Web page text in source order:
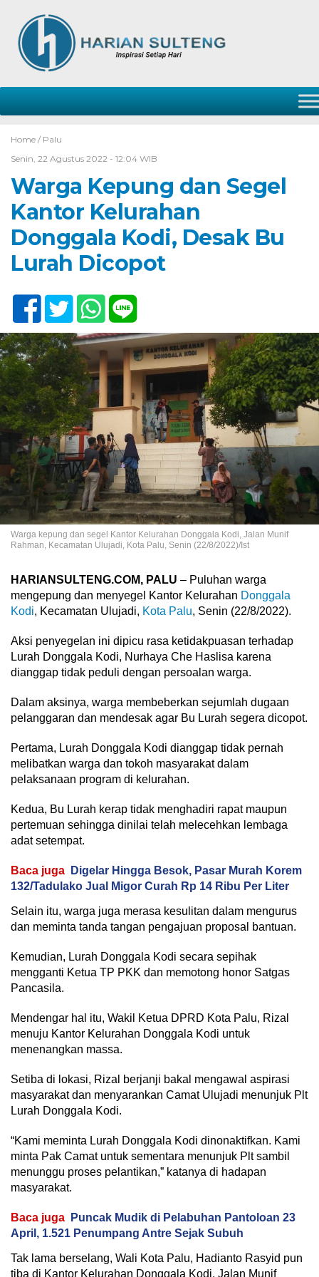
Home / Palu
Senin, 22 Agustus 2022 - 12:04 WIB
Warga Kepung dan Segel
Kantor Kelurahan
Donggala Kodi, Desak Bu
Lurah Dicopot
Warga kepung dan segel Kantor Kelurahan Donggala Kodi, Jalan Munif
Rahman, Kecamatan Ulujadi, Kota Palu, Senin (22/8/2022)/Ist
HARIANSULTENG.COM, PALU – Puluhan warga
mengepung dan menyegel Kantor Kelurahan Donggala
Kodi, Kecamatan Ulujadi, Kota Palu, Senin (22/8/2022).
Aksi penyegelan ini dipicu rasa ketidakpuasan terhadap
Lurah Donggala Kodi, Nurhaya Che Haslisa karena
dianggap tidak peduli dengan persoalan warga.
Dalam aksinya, warga membeberkan sejumlah dugaan
pelanggaran dan mendesak agar Bu Lurah segera dicopot.
Pertama, Lurah Donggala Kodi dianggap tidak pernah
melibatkan warga dan tokoh masyarakat dalam
pelaksanaan program di kelurahan.
Kedua, Bu Lurah kerap tidak menghadiri rapat maupun
pertemuan sehingga dinilai telah melecehkan lembaga
adat setempat.
Baca juga
Digelar Hingga Besok, Pasar Murah Korem
132/Tadulako Jual Migor Curah Rp 14 Ribu Per Liter
Selain itu, warga juga merasa kesulitan dalam mengurus
dan meminta tanda tangan pengajuan proposal bantuan.
Kemudian, Lurah Donggala Kodi secara sepihak
mengganti Ketua TP PKK dan memotong honor Satgas
Pancasila.
Mendengar hal itu, Wakil Ketua DPRD Kota Palu, Rizal
menuju Kantor Kelurahan Donggala Kodi untuk
menenangkan massa.
Setiba di lokasi, Rizal berjanji bakal mengawal aspirasi
masyarakat dan menyarankan Camat Ulujadi menunjuk Plt
Lurah Donggala Kodi.
“Kami meminta Lurah Donggala Kodi dinonaktifkan. Kami
minta Pak Camat untuk sementara menunjuk Plt sambil
menunggu proses pelantikan,” katanya di hadapan
masyarakat.
Baca juga
Puncak Mudik di Pelabuhan Pantoloan 23
April, 1.521 Penumpang Antre Sejak Subuh
Tak lama berselang, Wali Kota Palu, Hadianto Rasyid pun
tiba di Kantor Kelurahan Donggala Kodi, Jalan Munif